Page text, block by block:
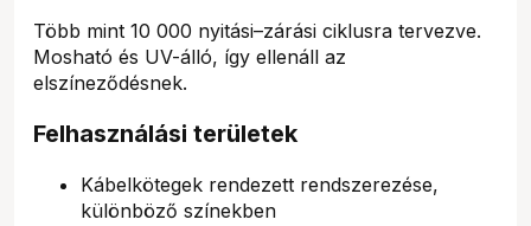
Több mint 10 000 nyitási–zárási ciklusra tervezve.
Mosható és UV-álló, így ellenáll az
elszíneződésnek.
Felhasználási területek
Kábelkötegek rendezett rendszerezése,
különböző színekben